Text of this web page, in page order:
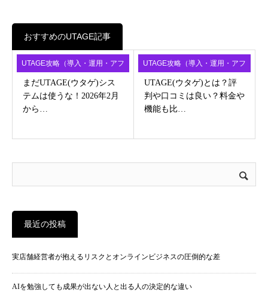
おすすめのUTAGE記事
UTAGE攻略（導入・運用・アフ
ィ）
まだUTAGE(ウタゲ)シス
テムは使うな！2026年2月
から…
UTAGE攻略（導入・運用・アフ
ィ）
UTAGE(ウタゲ)とは？評
判や口コミは良い？料金や
機能も比…
最近の投稿
実店舗経営者が抱えるリスクとオンラインビジネスの圧倒的な差
AIを勉強しても成果が出ない人と出る人の決定的な違い